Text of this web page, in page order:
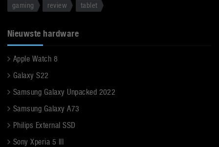
gaming
review tablet
Nieuwste hardware
Apple Watch 8
Galaxy S22
Samsung Galaxy Unpacked 2022
Samsung Galaxy A73
Philips External SSD
Sony Xperia 5 III